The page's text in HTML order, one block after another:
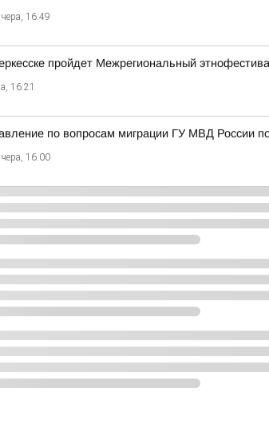
16:49
пройдет Межрегиональный
16:21
по вопросам миграции ГУ МВД России
16:00